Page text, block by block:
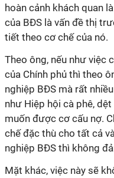
hoàn cảnh khách quan
của BĐS là vấn đề thị
tiết theo cơ chế của nó.
Theo ông, nếu như việc
của Chính phủ thì theo
nghiệp BĐS mà rất
như Hiệp hội cà phê,
muốn được cơ cấu nợ.
chế đặc thù cho tất cả
nghiệp BĐS thì không
Mặt khác, việc này sẽ